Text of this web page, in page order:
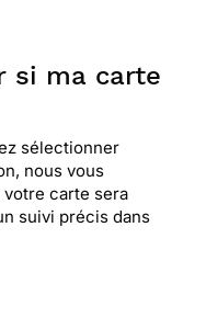
si ma carte
sélectionner
nous vous
carte sera
suivi précis dans